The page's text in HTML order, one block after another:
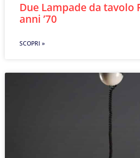
Due Lampade da tavolo
anni ’70
SCOPRI »